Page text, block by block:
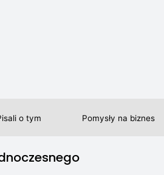
o tym Pomysły na biznes